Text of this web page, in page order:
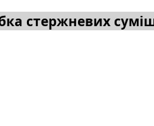
стержневих